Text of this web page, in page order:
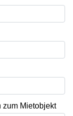
zum Mietobjekt